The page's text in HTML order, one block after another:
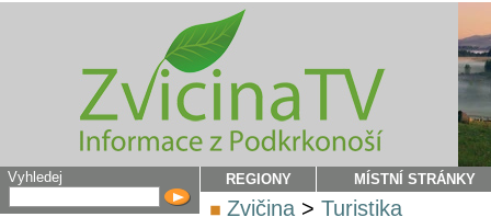
Vyhledej REGIONY MÍSTNÍ STRÁNKY
Zvičina > Turistika